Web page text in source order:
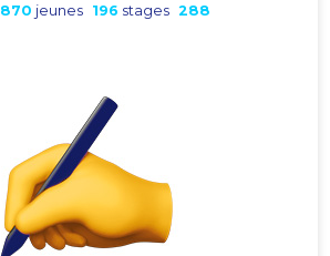
870 jeunes 196 stages 288